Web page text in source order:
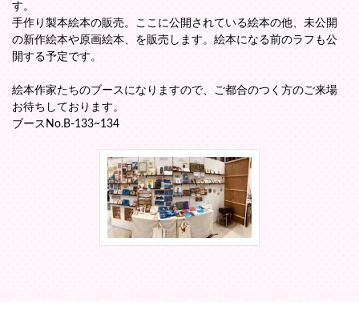
す。
手作り製本絵本の販売。ここに公開されている絵本の他、未公開
の新作絵本や原画絵本、を販売します。絵本になる前のラフも公
開する予定です。
絵本作家たちのブースになりますので、ご都合のつく方のご来場
お待ちしております。
ブースNo.B-133~134